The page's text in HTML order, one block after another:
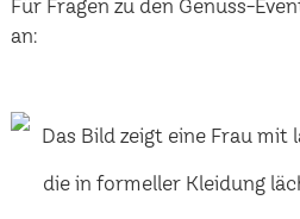
Für Fragen zu den Genuss-
an: